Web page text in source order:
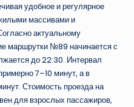
удобное и регулярное
массивами и
актуальному
маршрутки №89 начинается с
до 22:30. Интервал
7–10 минут, а в
Стоимость проезда на
для взрослых пассажиров,